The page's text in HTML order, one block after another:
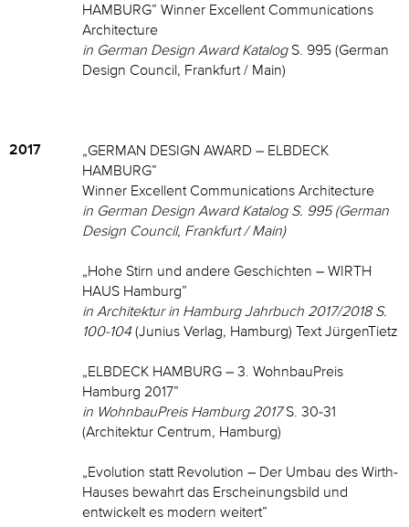
HAMBURG” Winner Excellent Communications
Architecture
in German Design Award KatalogS. 995 (German
Design Council, Frankfurt / Main)
2017
„GERMAN DESIGN AWARD – ELBDECK
HAMBURG”
Winner Excellent Communications Architecture
in German Design Award Katalog S. 995 (German
Design Council, Frankfurt / Main)
„Hohe Stirn und andere Geschichten – WIRTH
HAUS Hamburg”
in Architektur in Hamburg Jahrbuch 2017/2018 S.
100-104 (Junius Verlag, Hamburg) Text JürgenTietz
„ELBDECK HAMBURG – 3. WohnbauPreis
Hamburg 2017”
in WohnbauPreis Hamburg 2017S. 30-31
(Architektur Centrum, Hamburg)
„Evolution statt Revolution – Der Umbau des Wirth-
Hauses bewahrt das Erscheinungsbild und
entwickelt es modern weitert”